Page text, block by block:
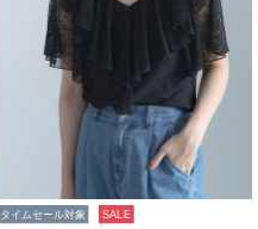
タイムセール対象 SALE